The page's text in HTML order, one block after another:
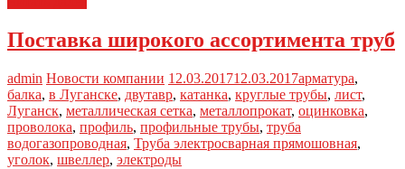
Поставка широкого ассортимента труб
admin Новости компании 12.03.201712.03.2017арматура,
балка, в Луганске, двутавр, катанка, круглые трубы, лист,
Луганск, металлическая сетка, металлопрокат, оцинковка,
проволока, профиль, профильные трубы, труба
водогазопроводная, Труба электросварная прямошовная,
уголок, швеллер, электроды